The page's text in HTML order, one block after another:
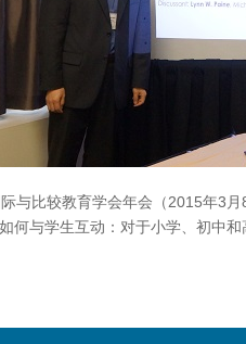
与比较教育学会年会（2015年3
何与学生互动：对于小学、初中